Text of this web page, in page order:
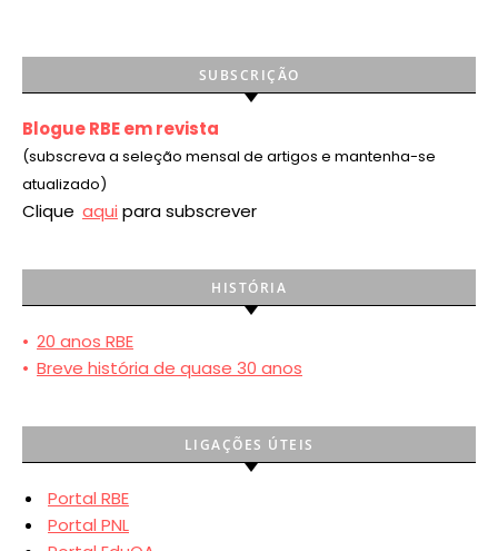
SUBSCRIÇÃO
Blogue RBE em revista
(subscreva a seleção mensal de artigos e mantenha-se
atualizado)
Clique aqui para subscrever
HISTÓRIA
• 20 anos RBE
• Breve história de quase 30 anos
LIGAÇÕES ÚTEIS
Portal RBE
Portal PNL